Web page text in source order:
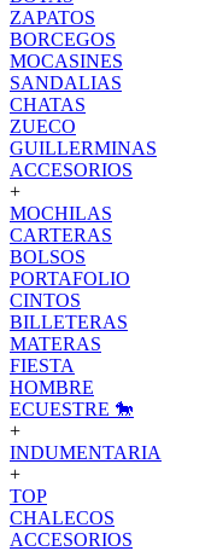
ZAPATOS
BORCEGOS
MOCASINES
SANDALIAS
CHATAS
ZUECO
GUILLERMINAS
ACCESORIOS
+
MOCHILAS
CARTERAS
BOLSOS
PORTAFOLIO
CINTOS
BILLETERAS
MATERAS
FIESTA
HOMBRE
ECUESTRE 🐎
+
INDUMENTARIA
+
TOP
CHALECOS
ACCESORIOS